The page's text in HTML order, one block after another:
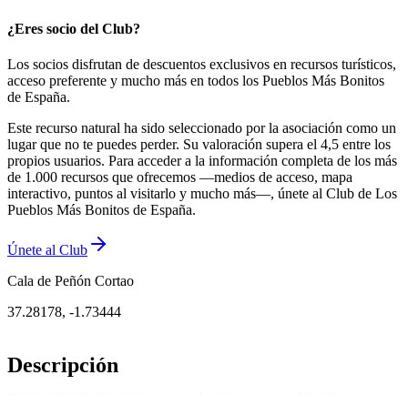
¿Eres socio del Club?
Los socios disfrutan de descuentos exclusivos en recursos turísticos,
acceso preferente y mucho más en todos los Pueblos Más Bonitos
de España.
Este recurso natural ha sido seleccionado por la asociación como un
lugar que no te puedes perder. Su valoración supera el 4,5 entre los
propios usuarios. Para acceder a la información completa de los más
de 1.000 recursos que ofrecemos —medios de acceso, mapa
interactivo, puntos al visitarlo y mucho más—, únete al Club de Los
Pueblos Más Bonitos de España.
Únete al Club
Cala de Peñón Cortao
37.28178, -1.73444
Descripción